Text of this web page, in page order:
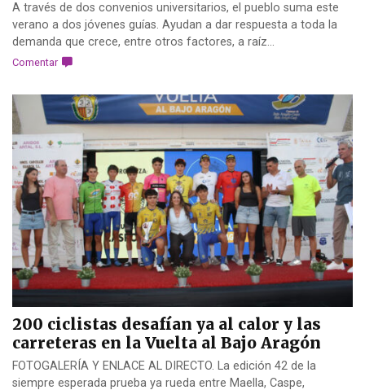
A través de dos convenios universitarios, el pueblo suma este
verano a dos jóvenes guías. Ayudan a dar respuesta a toda la
demanda que crece, entre otros factores, a raíz...
Comentar
200 ciclistas desafían ya al calor y las
carreteras en la Vuelta al Bajo Aragón
FOTOGALERÍA Y ENLACE AL DIRECTO. La edición 42 de la
siempre esperada prueba ya rueda entre Maella, Caspe,